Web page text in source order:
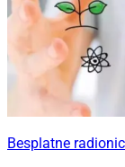
Besplatne